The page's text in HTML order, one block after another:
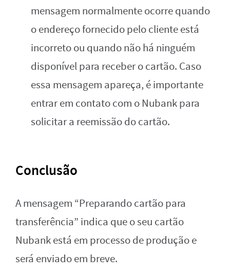
mensagem normalmente ocorre quando
o endereço fornecido pelo cliente está
incorreto ou quando não há ninguém
disponível para receber o cartão. Caso
essa mensagem apareça, é importante
entrar em contato com o Nubank para
solicitar a reemissão do cartão.
Conclusão
A mensagem “Preparando cartão para
transferência” indica que o seu cartão
Nubank está em processo de produção e
será enviado em breve.